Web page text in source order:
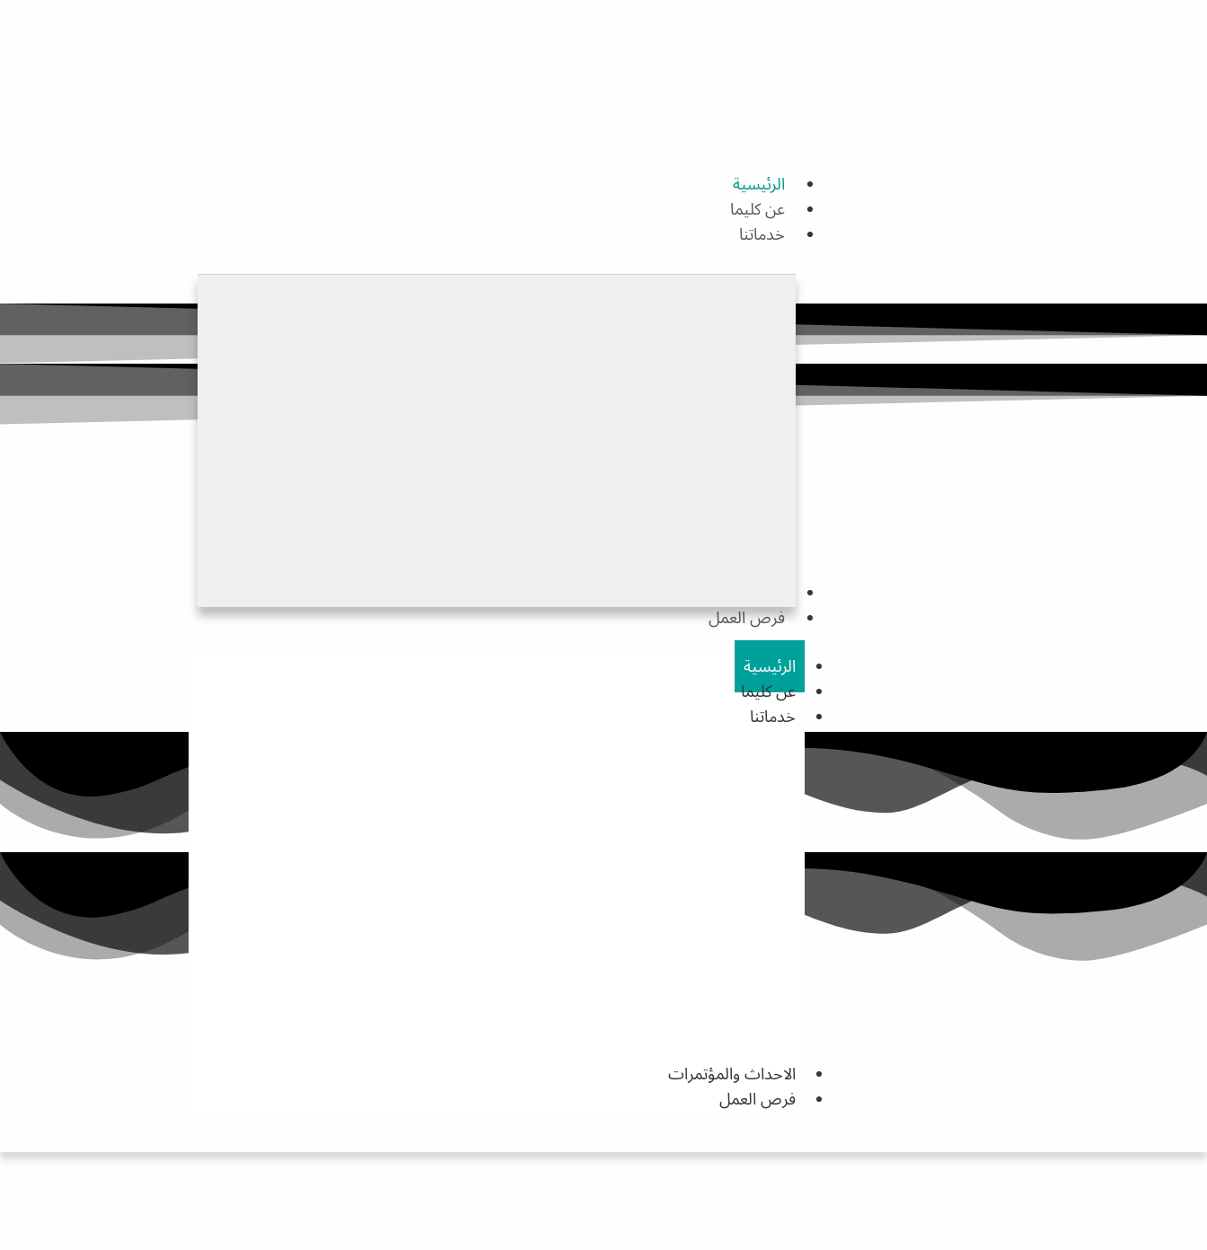
الرئيسية
عن كليما
خدماتنا
فرص العمل
الرئيسية
عن كليما
خدماتنا
الاحداث والمؤتمرات
فرص العمل